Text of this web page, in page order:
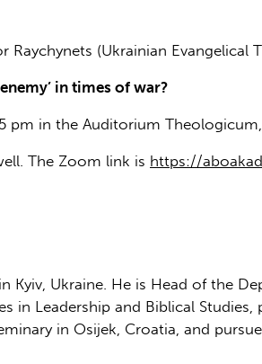
(Ukrainian Evangelical
in times of war?
pm in the Auditorium
The Zoom link is https://
Kyiv, Ukraine. He is Head of the
in Leadership and Biblical
in Osijek, Croatia, and